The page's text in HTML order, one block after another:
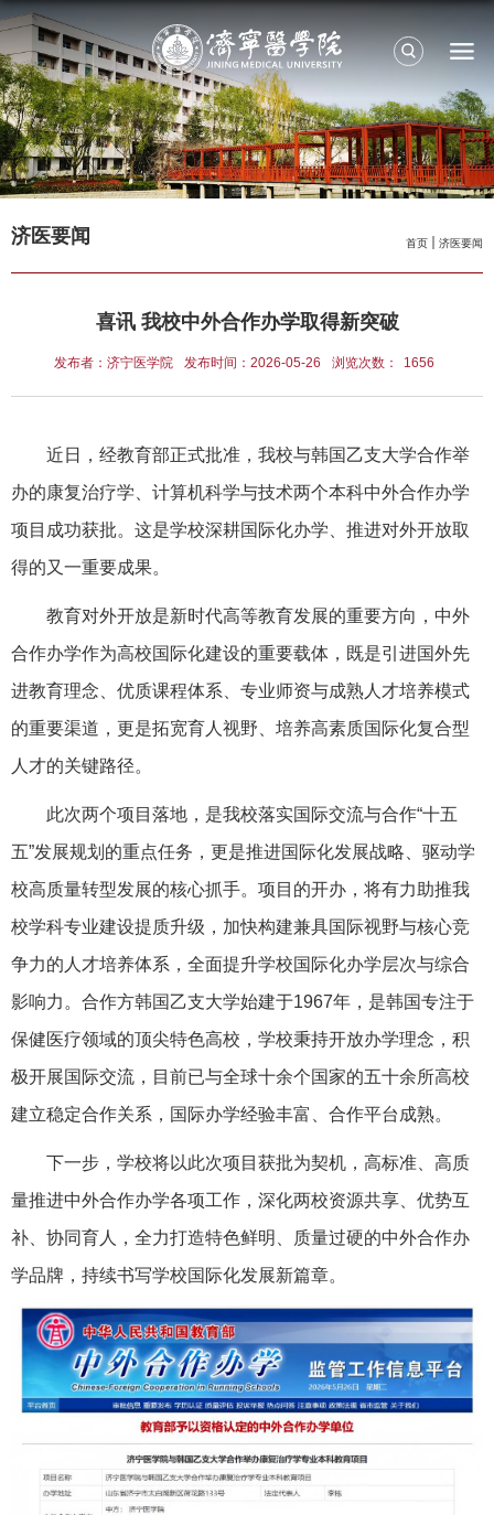
首页 济医要闻
济医要闻
喜讯 我校中外合作办学取得新突破
发布者：济宁医学院 发布时间：2026-05-26 浏览次数： 1656
近日，经教育部正式批准，我校与韩国乙支大学合作举
办的康复治疗学、计算机科学与技术两个本科中外合作办学
项目成功获批。这是学校深耕国际化办学、推进对外开放取
得的又一重要成果。
教育对外开放是新时代高等教育发展的重要方向，中外
合作办学作为高校国际化建设的重要载体，既是引进国外先
进教育理念、优质课程体系、专业师资与成熟人才培养模式
的重要渠道，更是拓宽育人视野、培养高素质国际化复合型
人才的关键路径。
此次两个项目落地，是我校落实国际交流与合作“十五
五”发展规划的重点任务，更是推进国际化发展战略、驱动学
校高质量转型发展的核心抓手。项目的开办，将有力助推我
校学科专业建设提质升级，加快构建兼具国际视野与核心竞
争力的人才培养体系，全面提升学校国际化办学层次与综合
影响力。合作方韩国乙支大学始建于1967年，是韩国专注于
保健医疗领域的顶尖特色高校，学校秉持开放办学理念，积
极开展国际交流，目前已与全球十余个国家的五十余所高校
建立稳定合作关系，国际办学经验丰富、合作平台成熟。
下一步，学校将以此次项目获批为契机，高标准、高质
量推进中外合作办学各项工作，深化两校资源共享、优势互
补、协同育人，全力打造特色鲜明、质量过硬的中外合作办
学品牌，持续书写学校国际化发展新篇章。